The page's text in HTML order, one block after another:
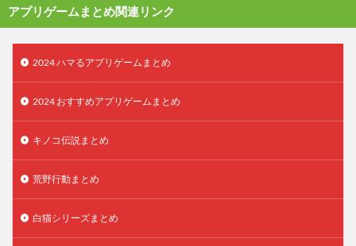
アプリゲームまとめ関連リンク
2024 ハマるアプリゲームまとめ
2024 おすすめアプリゲームまとめ
キノコ伝説まとめ
荒野行動まとめ
白猫シリーズまとめ